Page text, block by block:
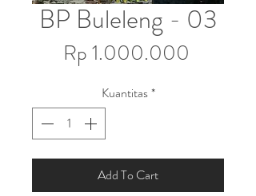
BP Buleleng - 03
Rp 1.000.000
Kuantitas*
Add To Cart